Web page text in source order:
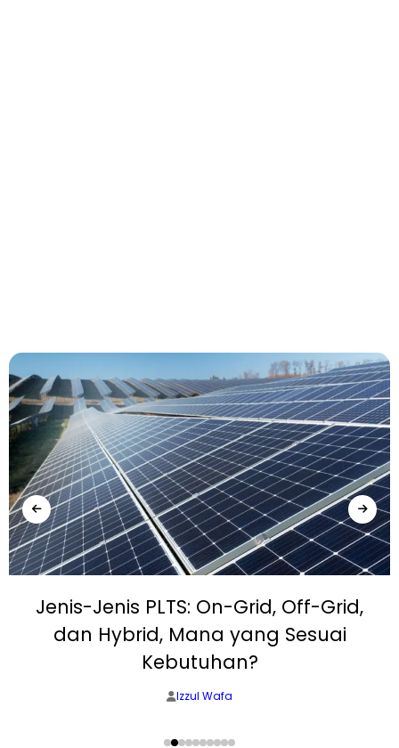
Jenis-Jenis PLTS: On-Grid, Off-Grid,
dan Hybrid, Mana yang Sesuai
Kebutuhan?
Izzul Wafa